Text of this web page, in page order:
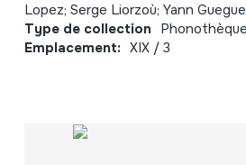
Lopez; Serge Liorzoù; Yann
Type de collection Phonothèque
Emplacement: XIX / 3